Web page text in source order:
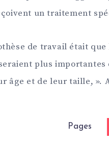
un traitement
de travail était
plus importantes
âge et de leur taille, ».
Pages